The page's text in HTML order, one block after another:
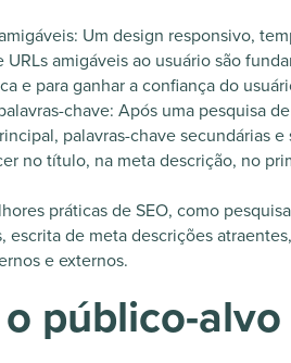
Um design responsivo,
URLs amigáveis ao usuário são
e para ganhar a confiança do
chave: Após uma pesquisa
palavras-chave secundárias e
no título, na meta descrição, no
práticas de SEO, como
escrita de meta descrições
e externos.
público-alvo